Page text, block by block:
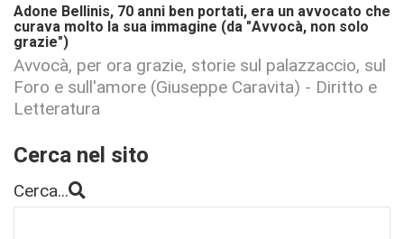
Adone Bellinis, 70 anni ben portati, era un avvocato che
curava molto la sua immagine (da "Avvocà, non solo
grazie")
Avvocà, per ora grazie, storie sul palazzaccio, sul
Foro e sull'amore (Giuseppe Caravita) - Diritto e
Letteratura
Cerca nel sito
Cerca...